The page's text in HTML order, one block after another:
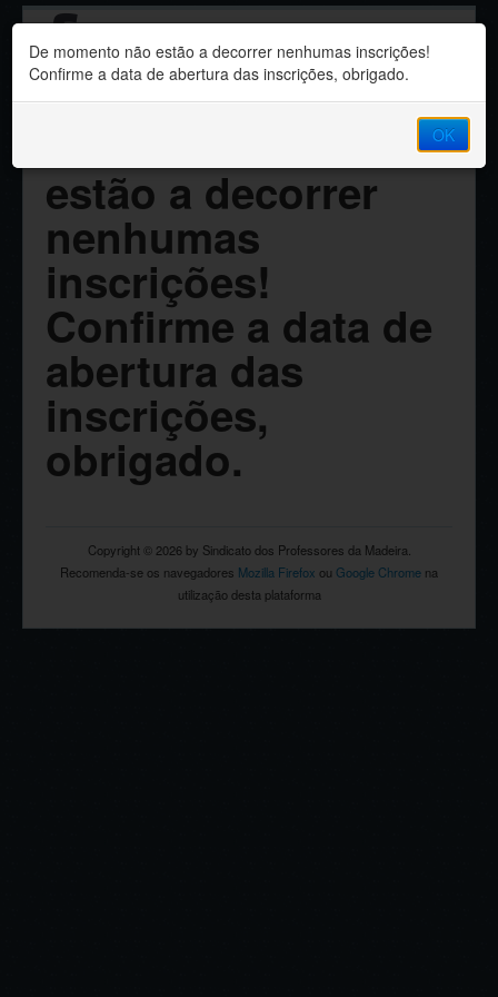
Sindicato dos
Professores da Madeira
estão a decorrer
nenhumas
inscrições!
Confirme a data de
abertura das
inscrições,
obrigado.
Copyright © 2026 by Sindicato dos Professores da Madeira.
Recomenda-se os navegadores Mozilla Firefox ou Google Chrome na
utilização desta plataforma
De momento não estão a decorrer nenhumas inscrições!
Confirme a data de abertura das inscrições, obrigado.
OK